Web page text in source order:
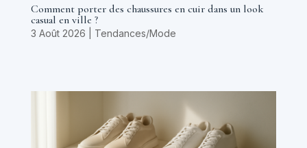
Comment porter des chaussures en cuir dans un look
casual en ville ?
3 Août 2026 Tendances/Mode